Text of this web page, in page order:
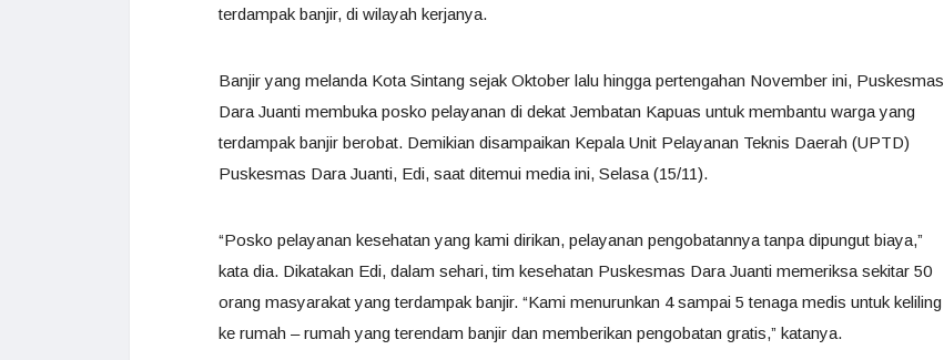
terdampak banjir, di wilayah kerjanya.
Banjir yang melanda Kota Sintang sejak Oktober lalu hingga pertengahan November ini, Puskesmas
Dara Juanti membuka posko pelayanan di dekat Jembatan Kapuas untuk membantu warga yang
terdampak banjir berobat. Demikian disampaikan Kepala Unit Pelayanan Teknis Daerah (UPTD)
Puskesmas Dara Juanti, Edi, saat ditemui media ini, Selasa (15/11).
“Posko pelayanan kesehatan yang kami dirikan, pelayanan pengobatannya tanpa dipungut biaya,”
kata dia. Dikatakan Edi, dalam sehari, tim kesehatan Puskesmas Dara Juanti memeriksa sekitar 50
orang masyarakat yang terdampak banjir. “Kami menurunkan 4 sampai 5 tenaga medis untuk keliling
ke rumah – rumah yang terendam banjir dan memberikan pengobatan gratis,” katanya.